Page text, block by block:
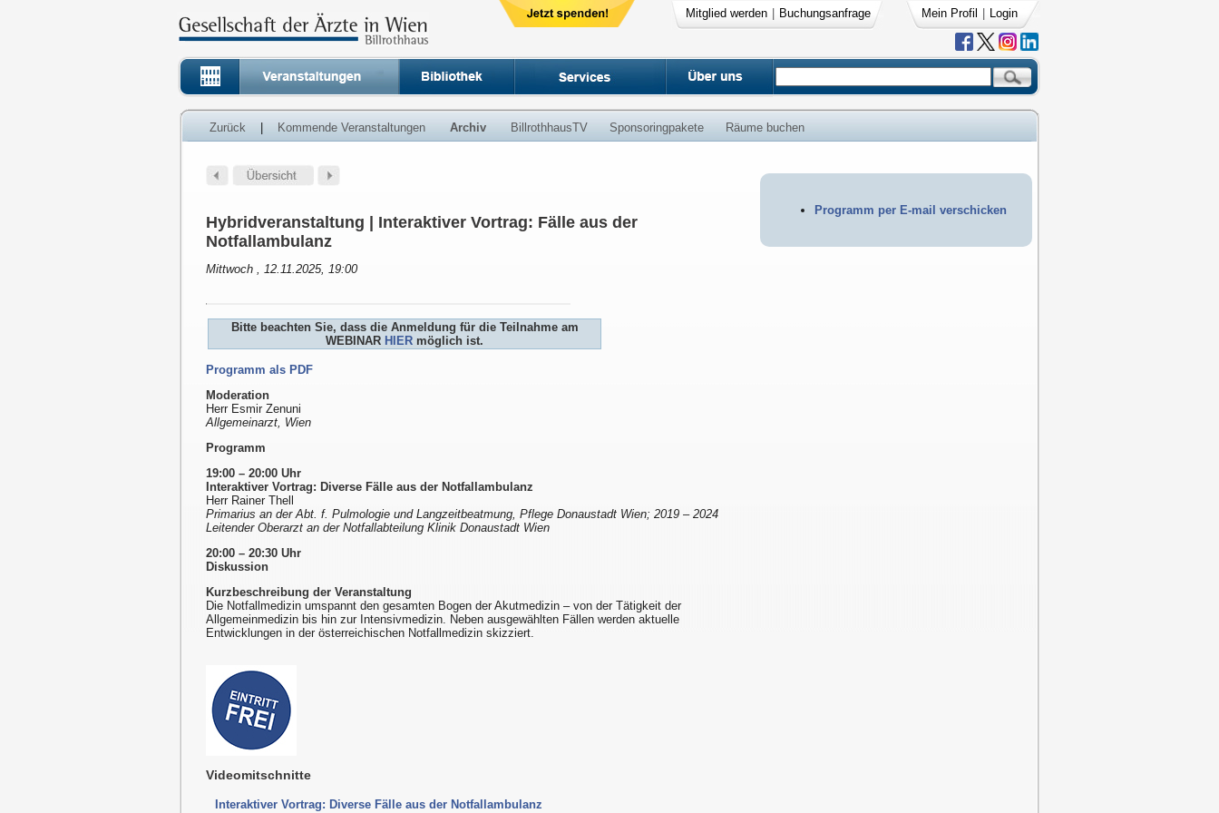
Mitglied werden Buchungsanfrage Mein Profil Login
Zurück Kommende Veranstaltungen Archiv BillrothhausTV Sponsoringpakete Räume buchen
Programm per E-mail verschicken
Hybridveranstaltung | Interaktiver Vortrag: Fälle aus der
Notfallambulanz
Mittwoch , 12.11.2025, 19:00
Bitte beachten Sie, dass die Anmeldung für die Teilnahme am
WEBINAR HIER möglich ist.
Programm als PDF
Moderation
Herr Esmir Zenuni
Allgemeinarzt, Wien
Programm
19:00 – 20:00 Uhr
Interaktiver Vortrag: Diverse Fälle aus der Notfallambulanz
Herr Rainer Thell
Primarius an der Abt. f. Pulmologie und Langzeitbeatmung, Pflege Donaustadt Wien; 2019 – 2024
Leitender Oberarzt an der Notfallabteilung Klinik Donaustadt Wien
20:00 – 20:30 Uhr
Diskussion
Kurzbeschreibung der Veranstaltung
Die Notfallmedizin umspannt den gesamten Bogen der Akutmedizin – von der Tätigkeit der
Allgemeinmedizin bis hin zur Intensivmedizin. Neben ausgewählten Fällen werden aktuelle
Entwicklungen in der österreichischen Notfallmedizin skizziert.
Videomitschnitte
Interaktiver Vortrag: Diverse Fälle aus der Notfallambulanz